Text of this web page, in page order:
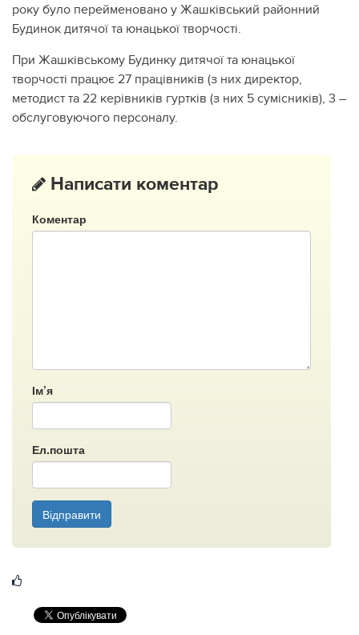
року було перейменовано у Жашківський районний
Будинок дитячої та юнацької творчості.
При Жашківському Будинку дитячої та юнацької
творчості працює 27 працівників (з них директор,
методист та 22 керівників гуртків (з них 5 сумісників), 3 –
обслуговуючого персоналу.
Написати коментар
Коментар
Ім’я
Ел.пошта
Відправити